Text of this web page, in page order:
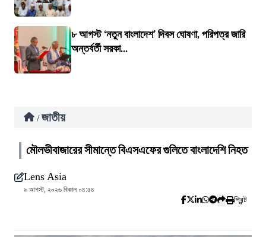
৮ আগস্ট ‘নতুন বাংলাদেশ’ দিবস ঘোষণা, পরিপত্র জারি
অন্তর্বর্তী সরকা...
/ জাতীয়
মৌলভীবাজারের সীমান্তে বিএসএফের গুলিতে বাংলাদেশি নিহত
Lens Asia
৯ আগস্ট, ২০২৬ বিকাল ০৪:৫৪
প্রিন্ট